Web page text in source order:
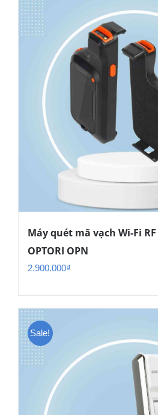
Máy quét mã vạch Wi-Fi
OPTORI OPN
2.900.000₫
Sale!